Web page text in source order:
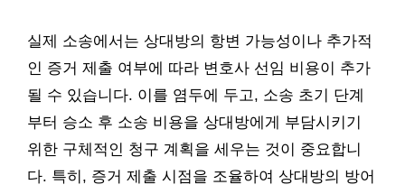
실제 소송에서는 상대방의 항변 가능성이나 추가적
인 증거 제출 여부에 따라 변호사 선임 비용이 추가
될 수 있습니다. 이를 염두에 두고, 소송 초기 단계
부터 승소 후 소송 비용을 상대방에게 부담시키기
위한 구체적인 청구 계획을 세우는 것이 중요합니
다. 특히, 증거 제출 시점을 조율하여 상대방의 방어